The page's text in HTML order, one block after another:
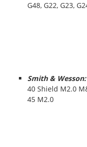
G48, G22, G23,
Smith & Wesson:
40 Shield M2.0
45 M2.0